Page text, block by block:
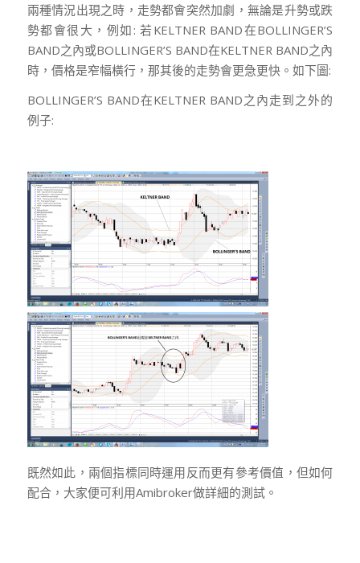
兩種情況出現之時，走勢都會突然加劇，無論是升勢或跌
勢都會很大，例如: 若KELTNER BAND在BOLLINGER’S
BAND之內或BOLLINGER’S BAND在KELTNER BAND之內
時，價格是窄幅橫行，那其後的走勢會更急更快。如下圖:
BOLLINGER’S BAND在KELTNER BAND之內走到之外的
例子:
既然如此，兩個指標同時運用反而更有參考價值，但如何
配合，大家便可利用Amibroker做詳細的測試。